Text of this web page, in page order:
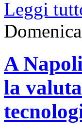
Leggi
A
la